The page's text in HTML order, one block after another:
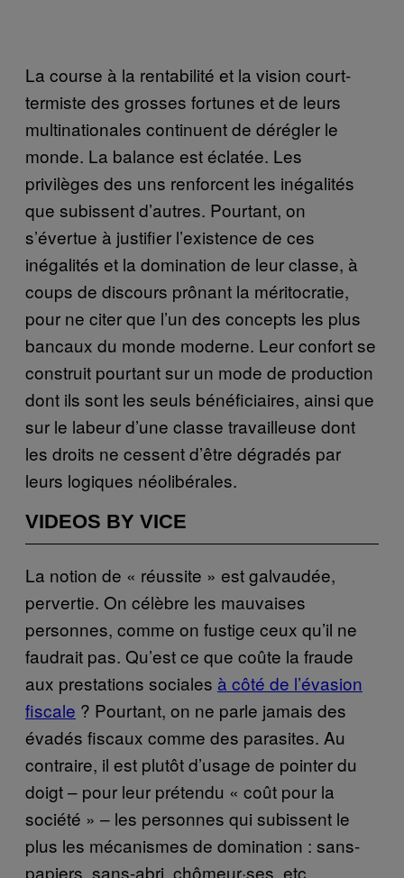
La course à la rentabilité et la vision court-
termiste des grosses fortunes et de leurs
multinationales continuent de dérégler le
monde. La balance est éclatée. Les
privilèges des uns renforcent les inégalités
que subissent d’autres. Pourtant, on
s’évertue à justifier l’existence de ces
inégalités et la domination de leur classe, à
coups de discours prônant la méritocratie,
pour ne citer que l’un des concepts les plus
bancaux du monde moderne. Leur confort se
construit pourtant sur un mode de production
dont ils sont les seuls bénéficiaires, ainsi que
sur le labeur d’une classe travailleuse dont
les droits ne cessent d’être dégradés par
leurs logiques néolibérales.
VIDEOS BY VICE
La notion de « réussite » est galvaudée,
pervertie. On célèbre les mauvaises
personnes, comme on fustige ceux qu’il ne
faudrait pas. Qu’est ce que coûte la fraude
aux prestations sociales à côté de l’évasion
fiscale ? Pourtant, on ne parle jamais des
évadés fiscaux comme des parasites. Au
contraire, il est plutôt d’usage de pointer du
doigt – pour leur prétendu « coût pour la
société » – les personnes qui subissent le
plus les mécanismes de domination : sans-
papiers, sans-abri, chômeur·ses, etc.